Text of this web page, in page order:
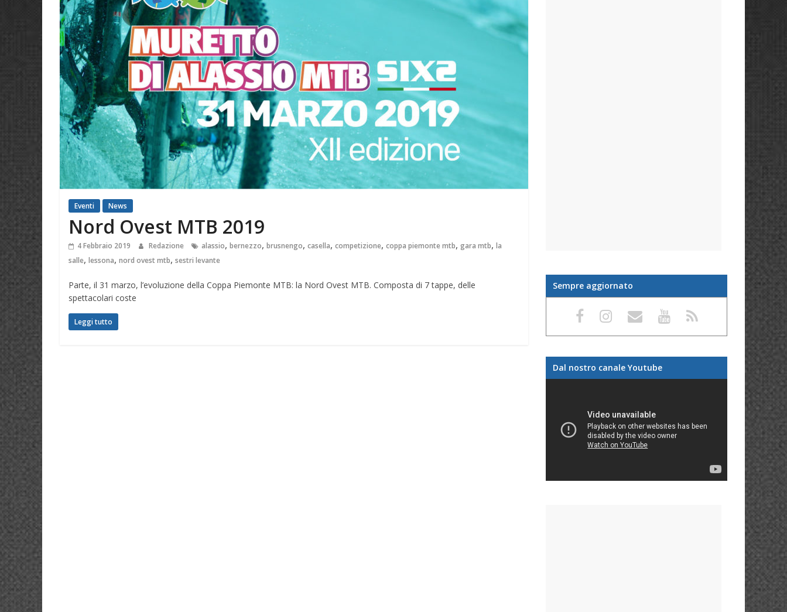
Eventi News
Nord Ovest MTB 2019
4 Febbraio 2019 Redazione alassio, bernezzo, brusnengo, casella, competizione, coppa piemonte mtb, gara mtb, la
salle, lessona, nord ovest mtb, sestri levante
Parte, il 31 marzo, l’evoluzione della Coppa Piemonte MTB: la Nord Ovest MTB. Composta di 7 tappe, delle
spettacolari coste
Leggi tutto
Sempre aggiornato
Dal nostro canale Youtube